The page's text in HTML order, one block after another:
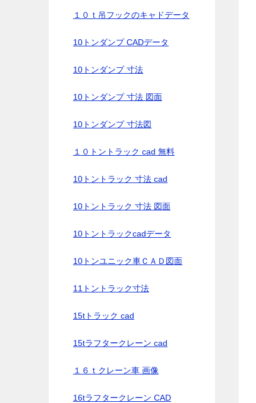
１０ｔ吊フックのキャドデータ
10トンダンプ CADデータ
10トンダンプ 寸法
10トンダンプ 寸法 図面
10トンダンプ 寸法図
１０トントラック cad 無料
10トントラック 寸法 cad
10トントラック 寸法 図面
10トントラックcadデータ
10トンユニック車ＣＡＤ図面
11トントラック寸法
15tトラック cad
15tラフタークレーン cad
１６ｔクレーン車 画像
16tラフタークレーン CAD